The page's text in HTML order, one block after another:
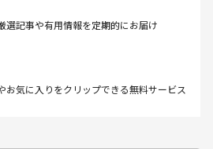
選記事や有用情報を定期的にお届け
お気に入りをクリップできる無料サービス